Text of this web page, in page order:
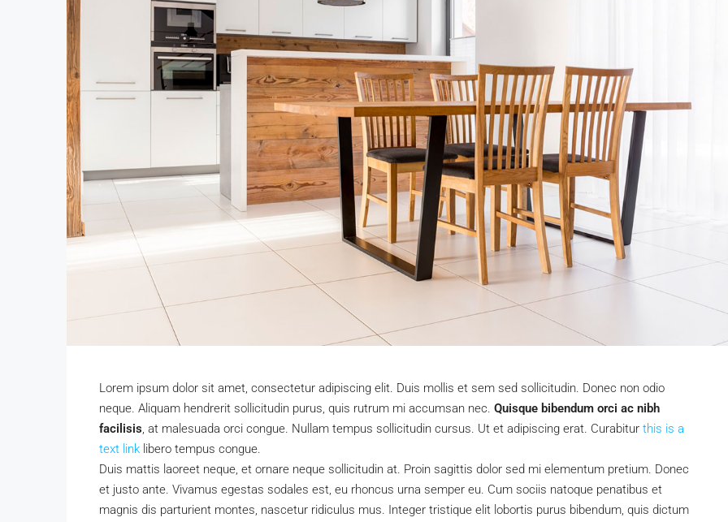
Lorem ipsum dolor sit amet, consectetur adipiscing elit. Duis mollis et sem sed sollicitudin. Donec non odio
neque. Aliquam hendrerit sollicitudin purus, quis rutrum mi accumsan nec. Quisque bibendum orci ac nibh
facilisis, at malesuada orci congue. Nullam tempus sollicitudin cursus. Ut et adipiscing erat. Curabitur this is a
text link libero tempus congue.
Duis mattis laoreet neque, et ornare neque sollicitudin at. Proin sagittis dolor sed mi elementum pretium. Donec
et justo ante. Vivamus egestas sodales est, eu rhoncus urna semper eu. Cum sociis natoque penatibus et
magnis dis parturient montes, nascetur ridiculus mus. Integer tristique elit lobortis purus bibendum, quis dictum